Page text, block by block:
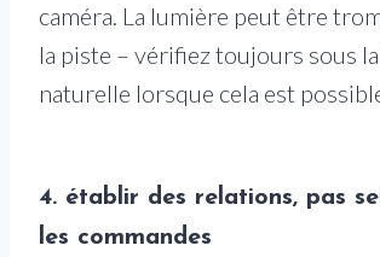
caméra. La lumière peut être
la piste – vérifiez toujours sous
naturelle lorsque cela est
4. établir des relations, pas
les commandes